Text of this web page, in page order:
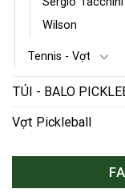
Wilson
Tennis - Vợt
TÚI - BALO
Vợt Pickleball